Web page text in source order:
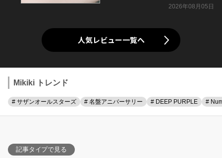
2026年08月05日
人気レビュー一覧へ
Mikiki トレンド
# サザンオールスターズ # 名盤アニバーサリー # DEEP PURPLE #
記事タイプで見る